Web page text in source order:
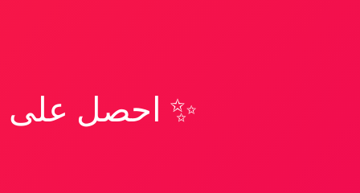
✨ احصل على